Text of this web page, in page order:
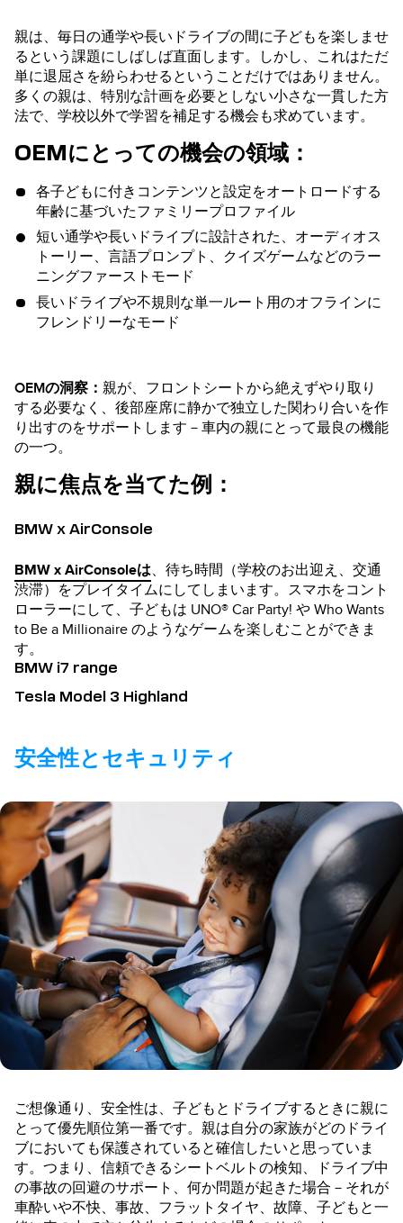
親は、毎日の通学や長いドライブの間に子どもを楽しませ
るという課題にしばしば直面します。しかし、これはただ
単に退屈さを紛らわせるということだけではありません。
多くの親は、特別な計画を必要としない小さな一貫した方
法で、学校以外で学習を補足する機会も求めています。
OEMにとっての機会の領域：
各子どもに付きコンテンツと設定をオートロードする
年齢に基づいたファミリープロファイル
短い通学や長いドライブに設計された、オーディオス
トーリー、言語プロンプト、クイズゲームなどのラー
ニングファーストモード
長いドライブや不規則な単一ルート用のオフラインに
フレンドリーなモード
OEMの洞察： 親が、フロントシートから絶えずやり取り
する必要なく、後部座席に静かで独立した関わり合いを作
り出すのをサポートします－車内の親にとって最良の機能
の一つ。
親に焦点を当てた例：
BMW x AirConsole
BMW x AirConsoleは、待ち時間（学校のお出迎え、交通
渋滞）をプレイタイムにしてしまいます。スマホをコント
ローラーにして、子どもは UNO® Car Party! や Who Wants
to Be a Millionaire のようなゲームを楽しむことができま
す。
BMW i7 range
Tesla Model 3 Highland
安全性とセキュリティ
ご想像通り、安全性は、子どもとドライブするときに親に
とって優先順位第一番です。親は自分の家族がどのドライ
ブにおいても保護されていると確信したいと思っていま
す。つまり、信頼できるシートベルトの検知、ドライブ中
の事故の回避のサポート、何か問題が起きた場合－それが
車酔いや不快、事故、フラットタイヤ、故障、子どもと一